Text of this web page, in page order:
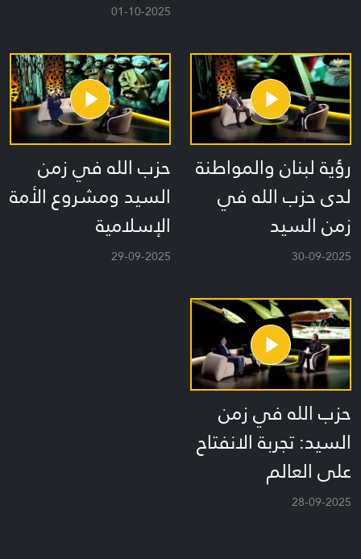
01-10-2025
رؤية لبنان والمواطنة
لدى حزب الله في
زمن السيد
30-09-2025
حزب الله في زمن
السيد ومشروع الأمة
الإسلامية
29-09-2025
حزب الله في زمن
السيد: تجربة الانفتاح
على العالم
28-09-2025